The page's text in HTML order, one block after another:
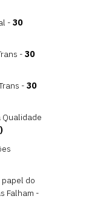
- 30
- 30
- 30
Qualidade
do
Falham -